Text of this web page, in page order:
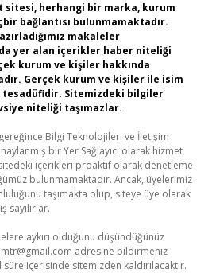
sitesi, herhangi bir marka, kurum
bağlantısı bulunmamaktadır.
makaleler
yer alan içerikler haber niteliği
kurum ve kişiler hakkında
Gerçek kurum ve kişiler ile isim
Sitemizdeki bilgiler
niteliği taşımazlar.
gereğince Bilgi Teknolojileri ve İletişim
bir Yer Sağlayıcı olarak hizmet
içerikleri proaktif olarak denetleme
bulunmamaktadır. Ancak, üyelerimiz
taşımakta olup, siteye üye olarak
sayılırlar.
aykırı olduğunu düşündüğünüz
adresine bildirmeniz
içerisinde sitemizden kaldırılacaktır.